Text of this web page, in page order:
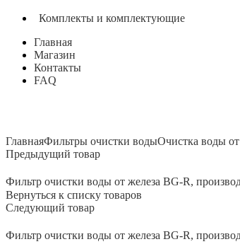
Комплекты и комплектующие
Главная
Магазин
Контакты
FAQ
ГлавнаяФильтры очистки водыОчистка воды от
Предыдущий товар
Фильтр очистки воды от железа BG-R,
Вернуться к списку товаров
Следующий товар
Фильтр очистки воды от железа BG-R,